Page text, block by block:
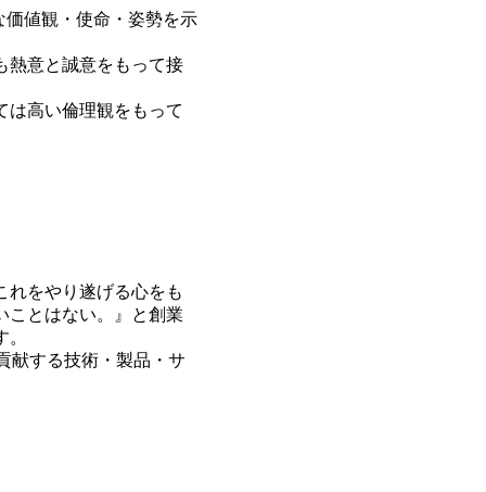
価値観・使命・姿勢を示
熱意と誠意をもって接
高い倫理観をもって
れをやり遂げる心をも
ことはない。』と創業
献する技術・製品・サ